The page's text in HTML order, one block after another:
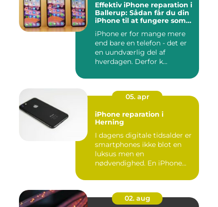
Effektiv iPhone reparation i
Ballerup: Sådan får du din
iPhone til at fungere som
iPhone er for mange mere
end bare en telefon - det er
en uundværlig del af
hverdagen. Derfor k...
05. apr
iPhone reparation i
Herning
I dagens digitale tidsalder er
smartphones ikke blot en
luksus men en
nødvendighed. En iPhone...
02. aug